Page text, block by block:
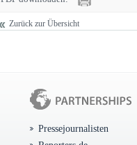
Zurück zur Übersicht
Pressejournalisten